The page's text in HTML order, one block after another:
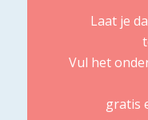
Laat je
Vul het
gratis